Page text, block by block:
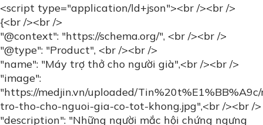
"mpn": "MTTNG",<br /><br />
"offers": {<br /><br />
"@type": "AggregateOffer",<br /><br />
"url": "https://medjin.vn/tin-tuc/may-tro-tho-cho-
nguoi-gia.html",<br /><br />
"priceCurrency": "VND",<br /><br />
"lowPrice": "20000000",<br /><br />
"highPrice": "50000000",<br /><br />
"offerCount": "18"<br /><br />